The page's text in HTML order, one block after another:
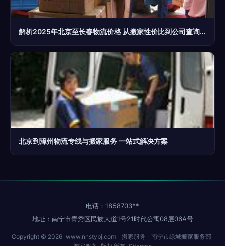
解析2025年北京至长春物流价格 从搬家性价比到公司查询全攻略
北京到漳州物流专线与搬家服务 一站式解决方案
电话：1858703**
地址：南宁市青秀区民族大道1号21时代公寓08层06A号
Copyright © 2026 www.nnstybj.com 搬家服务
南宁市绿城搬家服务部